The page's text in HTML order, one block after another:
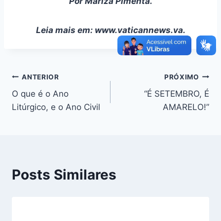
Leia mais em: www.vaticannews.va.
Navegação
de
ANTERIOR
O que é o Ano
Litúrgico, e o Ano Civil
PRÓXIMO
“É SETEMBRO, É
AMARELO!”
Posts Similares